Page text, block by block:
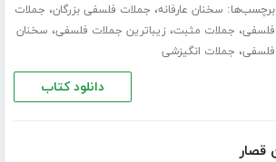
برچسب‌ها: سخنان عارفانه، جملات فلسفی بزرگان، جملات
فلسفی، جملات مثبت، زیباترین جملات فلسفی، سخنان
فلسفی، جملات انگیزشی
دانلود کتاب